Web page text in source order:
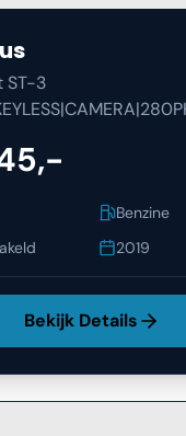
ST-3
Benzine
2019
Bekijk Details